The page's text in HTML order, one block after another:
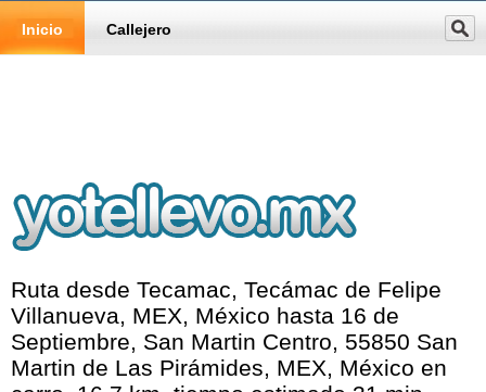
Inicio Callejero
Ruta desde Tecamac, Tecámac de Felipe
Villanueva, MEX, México hasta 16 de
Septiembre, San Martin Centro, 55850 San
Martin de Las Pirámides, MEX, México en